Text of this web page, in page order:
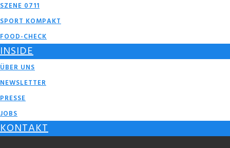
SZENE 0711
SPORT KOMPAKT
FOOD-CHECK
INSIDE
ÜBER UNS
NEWSLETTER
PRESSE
JOBS
KONTAKT